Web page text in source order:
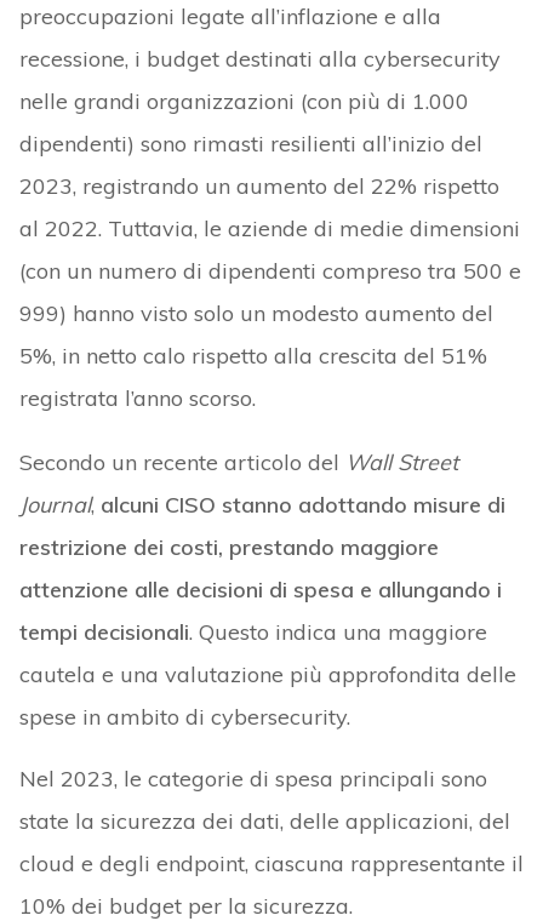
preoccupazioni legate all’inflazione e alla
recessione, i budget destinati alla cybersecurity
nelle grandi organizzazioni (con più di 1.000
dipendenti) sono rimasti resilienti all’inizio del
2023, registrando un aumento del 22% rispetto
al 2022. Tuttavia, le aziende di medie dimensioni
(con un numero di dipendenti compreso tra 500 e
999) hanno visto solo un modesto aumento del
5%, in netto calo rispetto alla crescita del 51%
registrata l’anno scorso.
Secondo un recente articolo del Wall Street
Journal, alcuni CISO stanno adottando misure di
restrizione dei costi, prestando maggiore
attenzione alle decisioni di spesa e allungando i
tempi decisionali. Questo indica una maggiore
cautela e una valutazione più approfondita delle
spese in ambito di cybersecurity.
Nel 2023, le categorie di spesa principali sono
state la sicurezza dei dati, delle applicazioni, del
cloud e degli endpoint, ciascuna rappresentante il
10% dei budget per la sicurezza.